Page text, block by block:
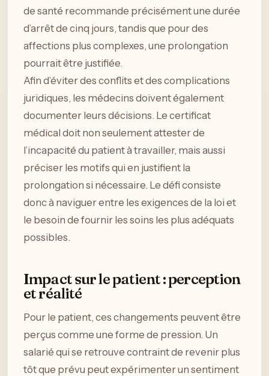
de santé recommande précisément une durée
d’arrêt de cinq jours, tandis que pour des
affections plus complexes, une prolongation
pourrait être justifiée.
Afin d’éviter des conflits et des complications
juridiques, les médecins doivent également
documenter leurs décisions. Le certificat
médical doit non seulement attester de
l’incapacité du patient à travailler, mais aussi
préciser les motifs qui en justifient la
prolongation si nécessaire. Le défi consiste
donc à naviguer entre les exigences de la loi et
le besoin de fournir les soins les plus adéquats
possibles.
Impact sur le patient : perception
et réalité
Pour le patient, ces changements peuvent être
perçus comme une forme de pression. Un
salarié qui se retrouve contraint de revenir plus
tôt que prévu peut expérimenter un sentiment